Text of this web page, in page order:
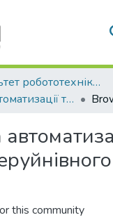
Факультет робототехніки та приладобудування (ФРП)
Кафедра автоматизації та систем неруйнівного контролю (АСНК)
this community